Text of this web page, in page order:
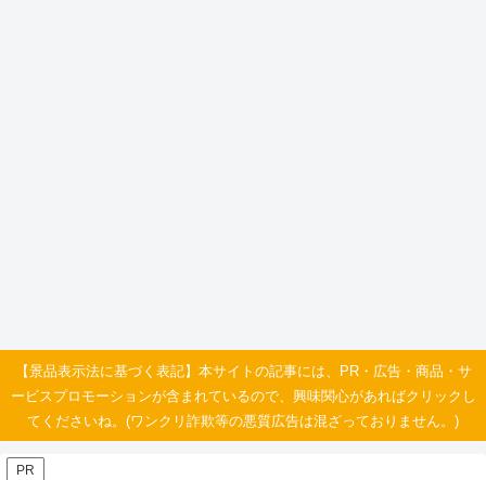
【景品表示法に基づく表記】本サイトの記事には、PR・広告・商品・サ
ービスプロモーションが含まれているので、興味関心があればクリックし
てくださいね。(ワンクリ詐欺等の悪質広告は混ざっておりません。)
PR